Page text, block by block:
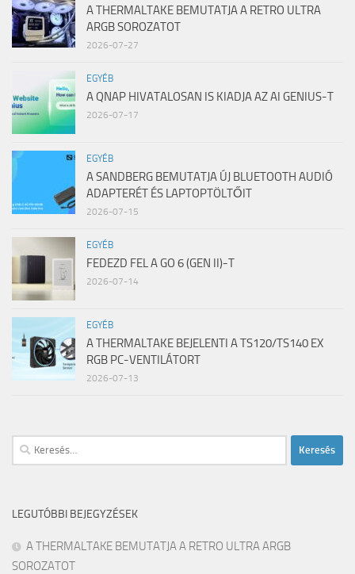
A THERMALTAKE BEMUTATJA A RETRO ULTRA
ARGB SOROZATOT
2026-07-27
EGYÉB
A QNAP HIVATALOSAN IS KIADJA AZ AI GENIUS-T
2026-07-17
EGYÉB
A SANDBERG BEMUTATJA ÚJ BLUETOOTH AUDIÓ
ADAPTERÉT ÉS LAPTOPTÖLTŐIT
2026-07-15
EGYÉB
FEDEZD FEL A GO 6 (GEN II)-T
2026-07-14
EGYÉB
A THERMALTAKE BEJELENTI A TS120/TS140 EX
RGB PC-VENTILÁTORT
2026-07-13
Keresés:
LEGUTÓBBI BEJEGYZÉSEK
A THERMALTAKE BEMUTATJA A RETRO ULTRA ARGB
SOROZATOT